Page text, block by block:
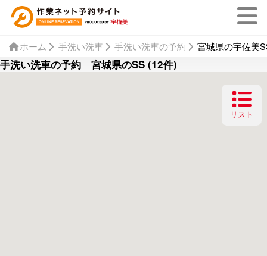
ホーム 手洗い洗車 手洗い洗車の予約 宮城県の宇佐美
手洗い洗車の予約 宮城県のSS (12件)
リスト